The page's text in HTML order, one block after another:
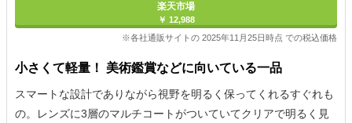
楽天市場
￥ 12,988
※各社通販サイトの 2025年11月25日時点 での税込価格
小さくて軽量！ 美術鑑賞などに向いている一品
スマートな設計でありながら視野を明るく保ってくれるすぐれも
の。レンズに3層のマルチコートがついていてクリアで明るく見